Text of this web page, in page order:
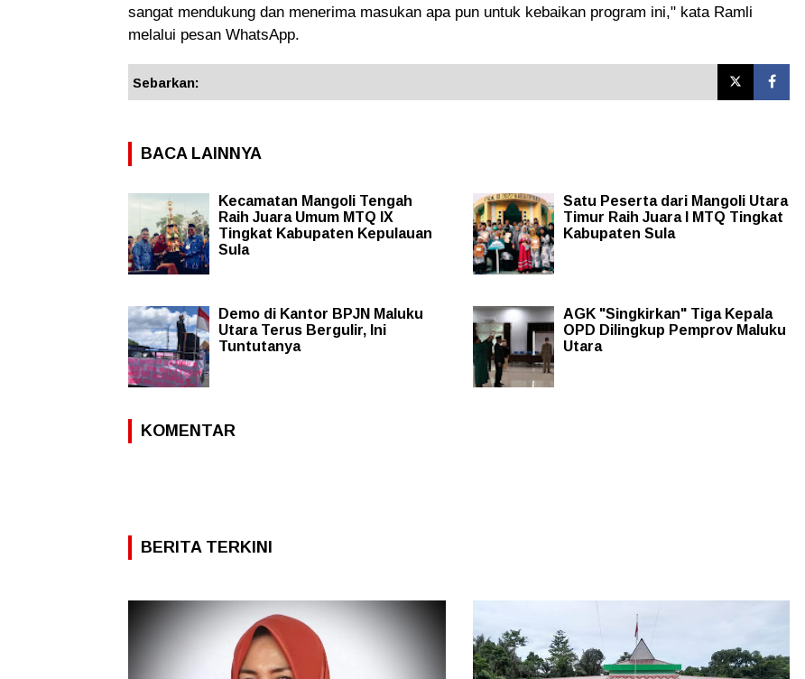
sangat mendukung dan menerima masukan apa pun untuk kebaikan program ini," kata Ramli
melalui pesan WhatsApp.
Sebarkan:
BACA LAINNYA
Kecamatan Mangoli Tengah
Raih Juara Umum MTQ IX
Tingkat Kabupaten Kepulauan
Sula
Satu Peserta dari Mangoli Utara
Timur Raih Juara I MTQ Tingkat
Kabupaten Sula
Demo di Kantor BPJN Maluku
Utara Terus Bergulir, Ini
Tuntutanya
AGK "Singkirkan" Tiga Kepala
OPD Dilingkup Pemprov Maluku
Utara
KOMENTAR
BERITA TERKINI